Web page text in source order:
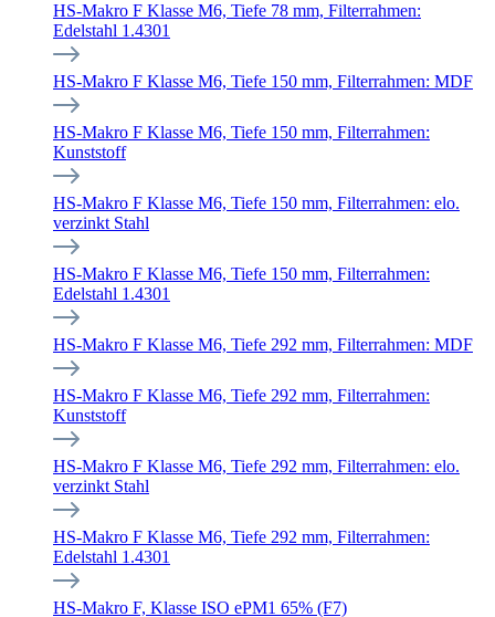
HS-Makro F Klasse M6, Tiefe 78 mm, Filterrahmen:
Edelstahl 1.4301
HS-Makro F Klasse M6, Tiefe 150 mm, Filterrahmen: MDF
HS-Makro F Klasse M6, Tiefe 150 mm, Filterrahmen:
Kunststoff
HS-Makro F Klasse M6, Tiefe 150 mm, Filterrahmen: elo.
verzinkt Stahl
HS-Makro F Klasse M6, Tiefe 150 mm, Filterrahmen:
Edelstahl 1.4301
HS-Makro F Klasse M6, Tiefe 292 mm, Filterrahmen: MDF
HS-Makro F Klasse M6, Tiefe 292 mm, Filterrahmen:
Kunststoff
HS-Makro F Klasse M6, Tiefe 292 mm, Filterrahmen: elo.
verzinkt Stahl
HS-Makro F Klasse M6, Tiefe 292 mm, Filterrahmen:
Edelstahl 1.4301
HS-Makro F, Klasse ISO ePM1 65% (F7)